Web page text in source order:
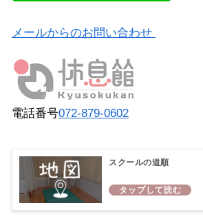
メールからのお問い合わせ
電話番号072-879-0602
スクールの道順